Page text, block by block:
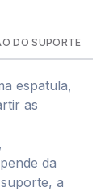
DO SUPORTE
espatula,
as
da
a